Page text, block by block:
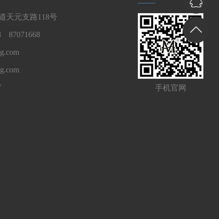
天元支路118号
87071668
手机官网